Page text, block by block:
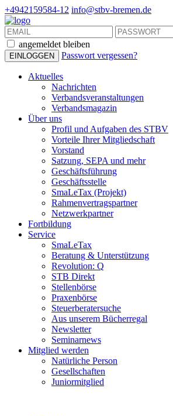
+4942159584-12 info@stbv-bremen.de
angemeldet bleiben
Passwort vergessen?
Aktuelles
Nachrichten
Verbandsveranstaltungen
Verbandsmagazin
Über uns
Profil und Aufgaben des STBV
Vorteile Ihrer Mitgliedschaft
Vorstand
Satzung, SEPA und mehr
Geschäftsführung
Geschäftsstelle
SmaLeTax (Projekt)
Rahmenvertragspartner
Netzwerkpartner
Fortbildung
Service
SmaLeTax
Beratung & Unterstützung
Revolution: Q
STB Direkt
Stellenbörse
Praxenbörse
Steuerberatersuche
Aus unserem Bücherregal
Newsletter
Seminarnews
Mitglied werden
Natürliche Person
Gesellschaften
Juniormitglied